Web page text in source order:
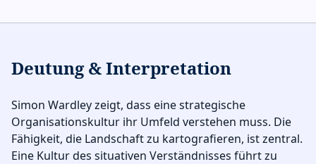
Deutung & Interpretation
Simon Wardley zeigt, dass eine strategische
Organisationskultur ihr Umfeld verstehen muss. Die
Fähigkeit, die Landschaft zu kartografieren, ist zentral.
Eine Kultur des situativen Verständnisses führt zu